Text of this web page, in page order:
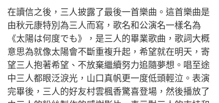
在讀信之後，三人披露了最後一首樂曲。這首樂曲是
由秋元康特別為三人而寫，歌名和公演名一樣名為
《太陽は何度でも》，是三人的畢業歌曲，歌詞大概
意思為就像太陽會不斷重複升起，希望就在明天，寄
望三人抱著希望、不放棄繼續努力追隨夢想。唱至途
中三人都眼泛淚光，山口真帆更一度低頭輕泣。表演
完畢後，三人的好友村雲楓香驚喜登場，然後播放了